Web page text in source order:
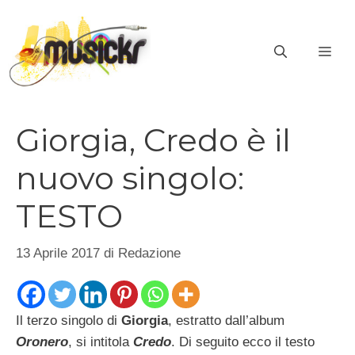
contenuto
Giorgia, Credo è il
nuovo singolo:
TESTO
13 Aprile 2017 di Redazione
Il terzo singolo di Giorgia, estratto dall’album
Oronero, si intitola Credo. Di seguito ecco il testo